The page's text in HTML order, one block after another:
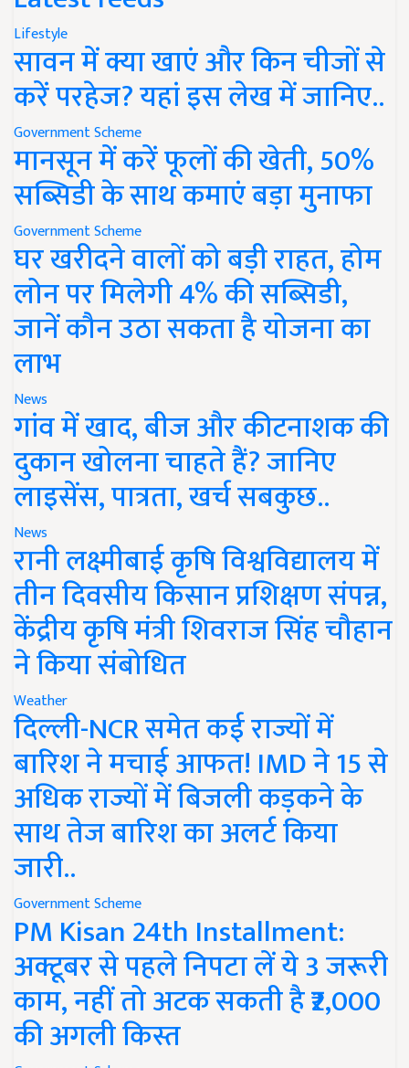
Lifestyle
सावन में क्या खाएं और किन चीजों से
करें परहेज? यहां इस लेख में जानिए..
Government Scheme
मानसून में करें फूलों की खेती, 50%
सब्सिडी के साथ कमाएं बड़ा मुनाफा
Government Scheme
घर खरीदने वालों को बड़ी राहत, होम
लोन पर मिलेगी 4% की सब्सिडी,
जानें कौन उठा सकता है योजना का
लाभ
News
गांव में खाद, बीज और कीटनाशक की
दुकान खोलना चाहते हैं? जानिए
लाइसेंस, पात्रता, खर्च सबकुछ..
News
रानी लक्ष्मीबाई कृषि विश्वविद्यालय में
तीन दिवसीय किसान प्रशिक्षण संपन्न,
केंद्रीय कृषि मंत्री शिवराज सिंह चौहान
ने किया संबोधित
Weather
दिल्ली-NCR समेत कई राज्यों में
बारिश ने मचाई आफत! IMD ने 15 से
अधिक राज्यों में बिजली कड़कने के
साथ तेज बारिश का अलर्ट किया
जारी..
Government Scheme
PM Kisan 24th Installment:
अक्टूबर से पहले निपटा लें ये 3 जरूरी
काम, नहीं तो अटक सकती है ₹2,000
की अगली किस्त